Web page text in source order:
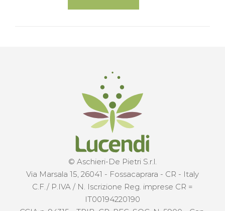
© Aschieri-De Pietri S.r.l.
Via Marsala 15, 26041 - Fossacaprara - CR - Italy
C.F./ P.IVA / N. Iscrizione Reg. imprese CR =
IT00194220190